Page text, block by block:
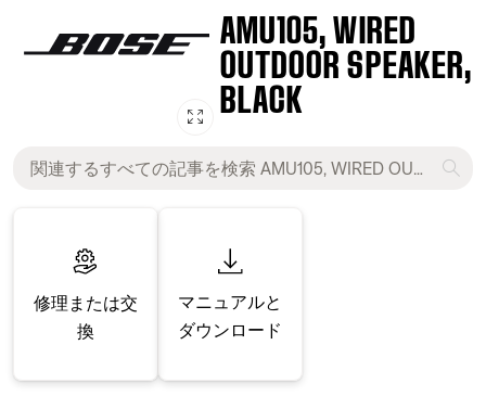
AMU105, WIRED
OUTDOOR SPEAKER,
BLACK
修理または交
換
マニュアルと
ダウンロード